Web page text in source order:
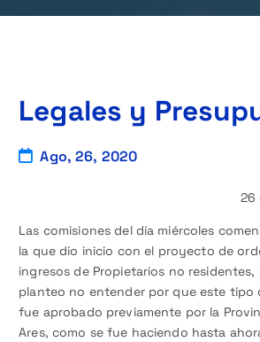
Legales y
Ago, 26, 2020
26
Las comisiones del día miércoles
la que dio inicio con el proyecto de
ingresos de Propietarios no
planteo no entender por que este tipo
fue aprobado previamente por la
Ares, como se fue haciendo hasta